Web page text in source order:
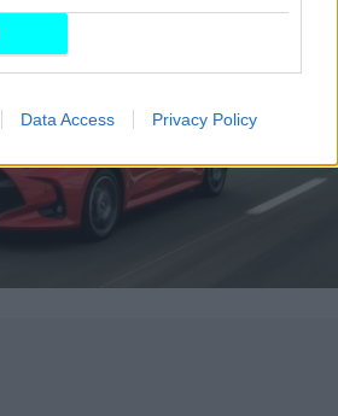
Data Access Privacy Policy